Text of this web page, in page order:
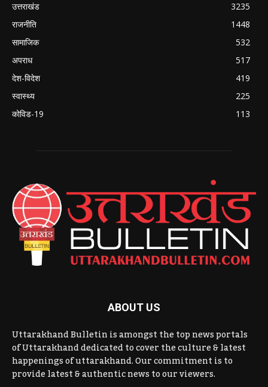
उत्तराखंड
3235
राजनीति
1448
सामाजिक
532
अपराध
517
देश-विदेश
419
स्वास्थ्य
225
कोविड-19
113
ABOUT US
Uttarakhand Bulletin is amongst the top news portals
of Uttarakhand dedicated to cover the culture & latest
happenings of uttarakhand. Our commitment is to
provide latest & authentic news to our viewers.